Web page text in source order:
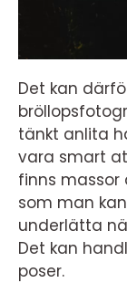
Det kan
tänkt anlita
vara smart
finns
som man
underlätta
Det kan
poser.